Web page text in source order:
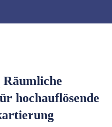
Räumliche
hochauflösende